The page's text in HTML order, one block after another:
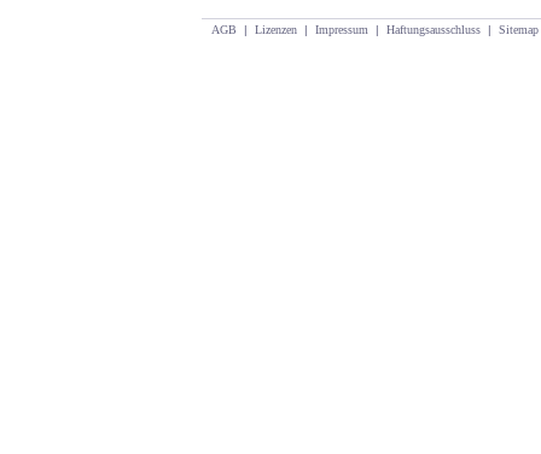
AGB | Lizenzen | Impressum | Haftungsausschluss | Sitemap